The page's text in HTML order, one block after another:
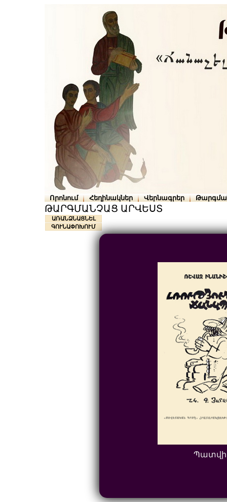
Որոնում Հեղինակներ Վերնագրեր
ԹԱՐԳՄԱՆՉԱՑ ԱՐՎԵՍՏ
ԱՌԱՆՁՆԱՑՆԵԼ
ԳՈՒՆԱՓՈԽՈՒՄ